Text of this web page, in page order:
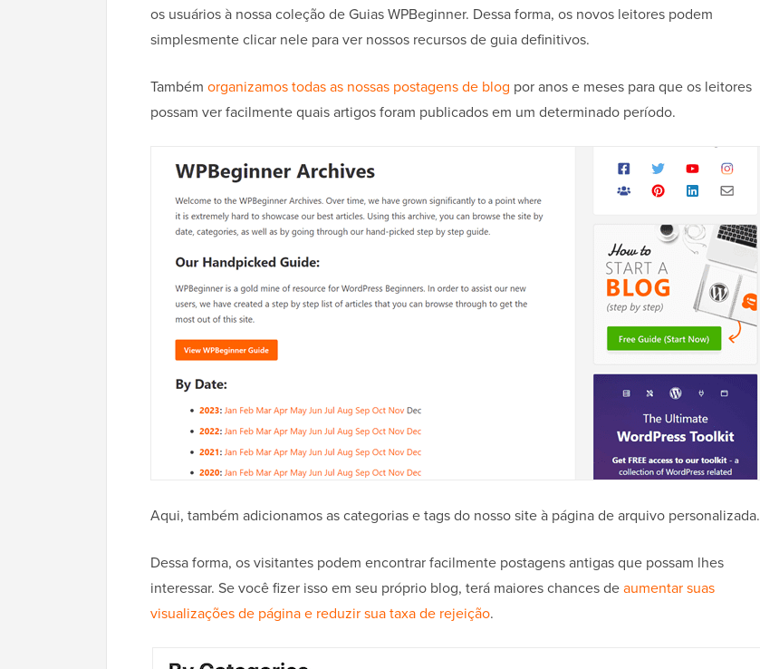
os usuários à nossa coleção de Guias WPBeginner. Dessa forma, os novos leitores podem
simplesmente clicar nele para ver nossos recursos de guia definitivos.
Também organizamos todas as nossas postagens de blog por anos e meses para que os leitores
possam ver facilmente quais artigos foram publicados em um determinado período.
Aqui, também adicionamos as categorias e tags do nosso site à página de arquivo personalizada.
Dessa forma, os visitantes podem encontrar facilmente postagens antigas que possam lhes
interessar. Se você fizer isso em seu próprio blog, terá maiores chances deaumentar suas
visualizações de página e reduzir sua taxa de rejeição.